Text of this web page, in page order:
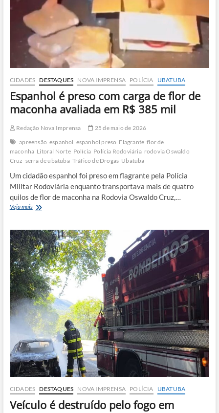
CIDADES DESTAQUES NOVA IMPRENSA POLÍCIA UBATUBA
Espanhol é preso com carga de flor de
maconha avaliada em R$ 385 mil
Redação Nova Imprensa
25 de maio de 2026
apreensão espanhol espanhol preso Flagrante flor de
maconha Litoral Norte Polícia Polícia Rodoviária rodovia Oswaldo
Cruz serra de ubatuba Tráfico de Drogas Ubatuba
Um cidadão espanhol foi preso em flagrante pela Polícia
Militar Rodoviária enquanto transportava mais de quatro
quilos de flor de maconha na Rodovia Oswaldo Cruz,…
Veja maisEspanhol
com
carga
de
flor
de
maconha
avaliada
em
R$
385
mil
CIDADES DESTAQUES NOVA IMPRENSA POLÍCIA UBATUBA
Veículo é destruído pelo fogo em